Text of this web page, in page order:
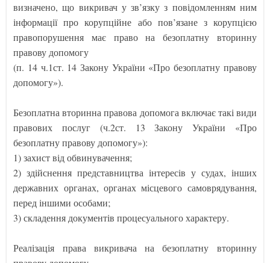
визначено, що викривач у зв’язку з повідомленням ним
інформації про корупційне або пов’язане з корупцією
правопорушення має право на безоплатну вторинну
правову допомогу
(п. 14 ч.1ст. 14 Закону України «Про безоплатну правову
допомогу»).
Безоплатна вторинна правова допомога включає такі види
правових послуг (ч.2ст. 13 Закону України «Про
безоплатну правову допомогу»):
1) захист від обвинувачення;
2) здійснення представництва інтересів у судах, інших
державних органах, органах місцевого самоврядування,
перед іншими особами;
3) складення документів процесуального характеру.
Реалізація права викривача на безоплатну вторинну